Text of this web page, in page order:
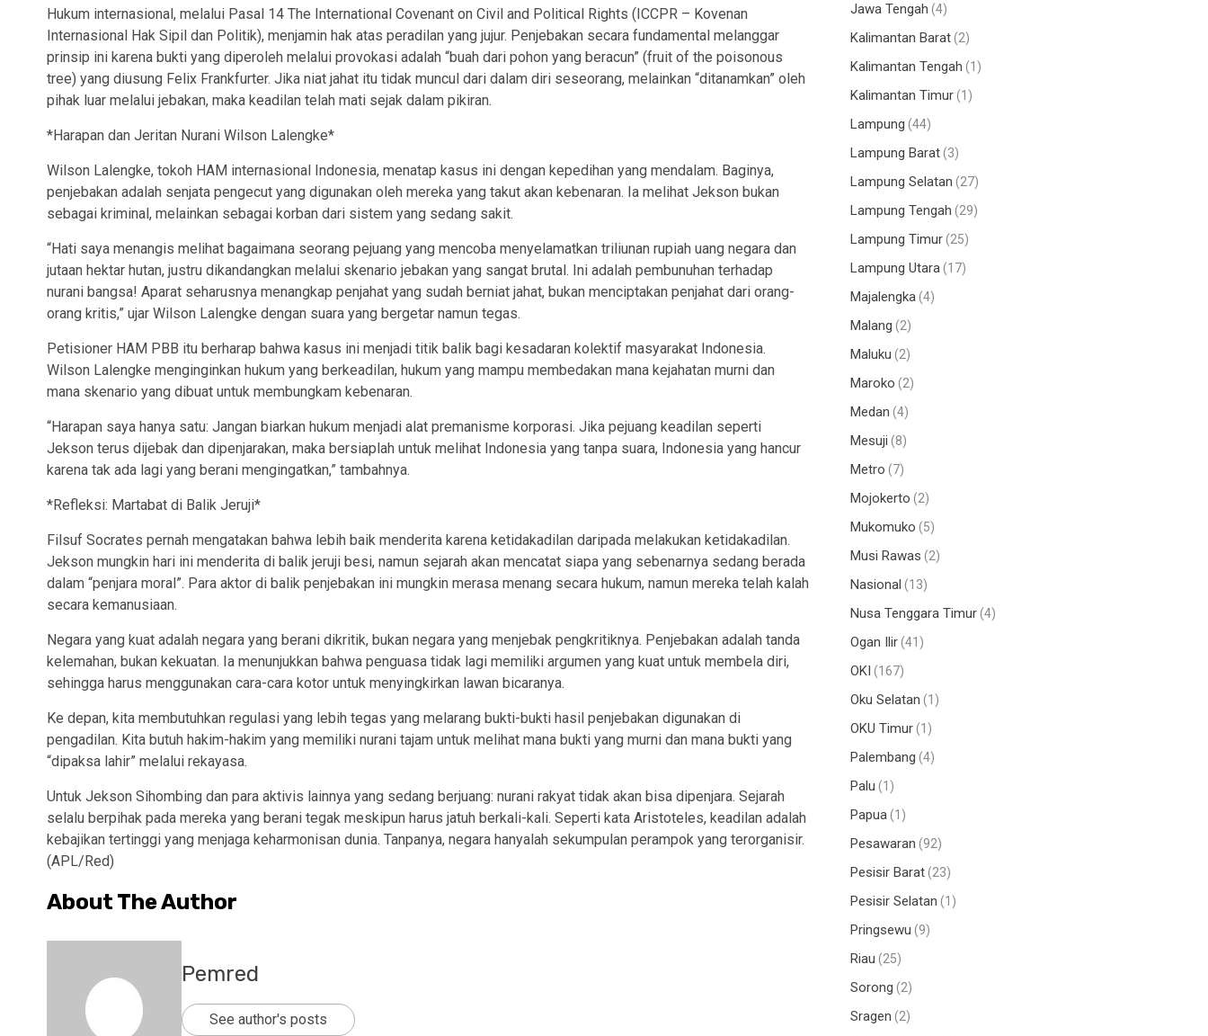
Hukum internasional, melalui Pasal 14 The International Covenant on Civil and Political Rights (ICCPR – Kovenan
Internasional Hak Sipil dan Politik), menjamin hak atas peradilan yang jujur. Penjebakan secara fundamental melanggar
prinsip ini karena bukti yang diperoleh melalui provokasi adalah “buah dari pohon yang beracun” (fruit of the poisonous
tree) yang diusung Felix Frankfurter. Jika niat jahat itu tidak muncul dari dalam diri seseorang, melainkan “ditanamkan” oleh
pihak luar melalui jebakan, maka keadilan telah mati sejak dalam pikiran.
*Harapan dan Jeritan Nurani Wilson Lalengke*
Wilson Lalengke, tokoh HAM internasional Indonesia, menatap kasus ini dengan kepedihan yang mendalam. Baginya,
penjebakan adalah senjata pengecut yang digunakan oleh mereka yang takut akan kebenaran. Ia melihat Jekson bukan
sebagai kriminal, melainkan sebagai korban dari sistem yang sedang sakit.
“Hati saya menangis melihat bagaimana seorang pejuang yang mencoba menyelamatkan triliunan rupiah uang negara dan
jutaan hektar hutan, justru dikandangkan melalui skenario jebakan yang sangat brutal. Ini adalah pembunuhan terhadap
nurani bangsa! Aparat seharusnya menangkap penjahat yang sudah berniat jahat, bukan menciptakan penjahat dari orang-
orang kritis,” ujar Wilson Lalengke dengan suara yang bergetar namun tegas.
Petisioner HAM PBB itu berharap bahwa kasus ini menjadi titik balik bagi kesadaran kolektif masyarakat Indonesia.
Wilson Lalengke menginginkan hukum yang berkeadilan, hukum yang mampu membedakan mana kejahatan murni dan
mana skenario yang dibuat untuk membungkam kebenaran.
“Harapan saya hanya satu: Jangan biarkan hukum menjadi alat premanisme korporasi. Jika pejuang keadilan seperti
Jekson terus dijebak dan dipenjarakan, maka bersiaplah untuk melihat Indonesia yang tanpa suara, Indonesia yang hancur
karena tak ada lagi yang berani mengingatkan,” tambahnya.
*Refleksi: Martabat di Balik Jeruji*
Filsuf Socrates pernah mengatakan bahwa lebih baik menderita karena ketidakadilan daripada melakukan ketidakadilan.
Jekson mungkin hari ini menderita di balik jeruji besi, namun sejarah akan mencatat siapa yang sebenarnya sedang berada
dalam “penjara moral”. Para aktor di balik penjebakan ini mungkin merasa menang secara hukum, namun mereka telah kalah
secara kemanusiaan.
Negara yang kuat adalah negara yang berani dikritik, bukan negara yang menjebak pengkritiknya. Penjebakan adalah tanda
kelemahan, bukan kekuatan. Ia menunjukkan bahwa penguasa tidak lagi memiliki argumen yang kuat untuk membela diri,
sehingga harus menggunakan cara-cara kotor untuk menyingkirkan lawan bicaranya.
Ke depan, kita membutuhkan regulasi yang lebih tegas yang melarang bukti-bukti hasil penjebakan digunakan di
pengadilan. Kita butuh hakim-hakim yang memiliki nurani tajam untuk melihat mana bukti yang murni dan mana bukti yang
“dipaksa lahir” melalui rekayasa.
Untuk Jekson Sihombing dan para aktivis lainnya yang sedang berjuang: nurani rakyat tidak akan bisa dipenjara. Sejarah
selalu berpihak pada mereka yang berani tegak meskipun harus jatuh berkali-kali. Seperti kata Aristoteles, keadilan adalah
kebajikan tertinggi yang menjaga keharmonisan dunia. Tanpanya, negara hanyalah sekumpulan perampok yang terorganisir.
(APL/Red)
About The Author
Pemred
See author's posts
Jawa Tengah (4)
Kalimantan Barat(2)
Kalimantan Tengah (1)
Kalimantan Timur(1)
Lampung (44)
Lampung Barat(3)
Lampung Selatan (27)
Lampung Tengah (29)
Lampung Timur(25)
Lampung Utara(17)
Majalengka(4)
Malang (2)
Maluku (2)
Maroko (2)
Medan (4)
Mesuji (8)
Metro (7)
Mojokerto (2)
Mukomuko (5)
Musi Rawas (2)
Nasional (13)
Nusa Tenggara Timur(4)
Ogan Ilir(41)
OKI (167)
Oku Selatan (1)
OKU Timur(1)
Palembang (4)
Palu (1)
Papua(1)
Pesawaran (92)
Pesisir Barat(23)
Pesisir Selatan (1)
Pringsewu (9)
Riau (25)
Sorong (2)
Sragen (2)